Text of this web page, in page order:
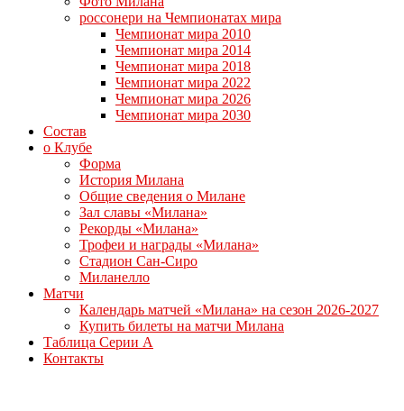
россонери на Чемпионатах мира
Чемпионат мира 2010
Чемпионат мира 2014
Чемпионат мира 2018
Чемпионат мира 2022
Чемпионат мира 2026
Чемпионат мира 2030
Состав
о Клубе
Форма
История Милана
Общие сведения о Милане
Зал славы «Милана»
Рекорды «Милана»
Трофеи и награды «Милана»
Стадион Сан-Сиро
Миланелло
Матчи
Календарь матчей «Милана» на сезон 2026-2027
Купить билеты на матчи Милана
Таблица Серии А
Контакты